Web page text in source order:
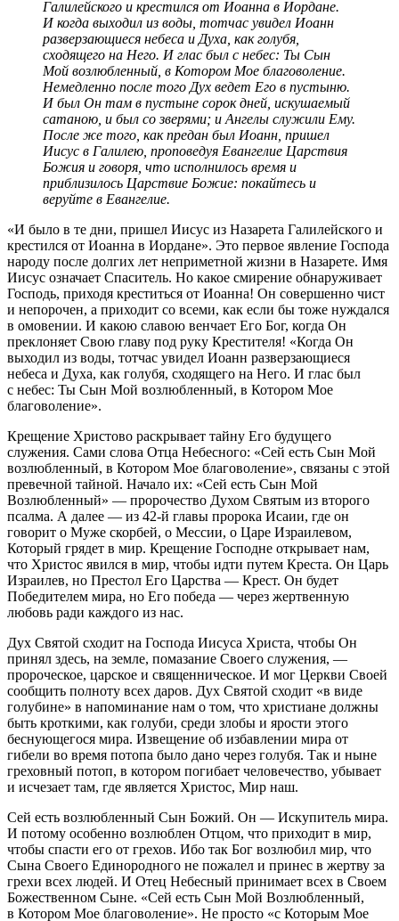
Галилейского и крестился от Иоанна в Иордане.
И когда выходил из воды, тотчас увидел Иоанн
разверзающиеся небеса и Духа, как голубя,
сходящего на Него. И глас был с небес: Ты Сын
Мой возлюбленный, в Котором Мое благоволение.
Немедленно после того Дух ведет Его в пустыню.
И был Он там в пустыне сорок дней, искушаемый
сатаною, и был со зверями; и Ангелы служили Ему.
После же того, как предан был Иоанн, пришел
Иисус в Галилею, проповедуя Евангелие Царствия
Божия и говоря, что исполнилось время и
приблизилось Царствие Божие: покайтесь и
веруйте в Евангелие.
«И было в те дни, пришел Иисус из Назарета Галилейского и
крестился от Иоанна в Иордане». Это первое явление Господа
народу после долгих лет неприметной жизни в Назарете. Имя
Иисус означает Спаситель. Но какое смирение обнаруживает
Господь, приходя креститься от Иоанна! Он совершенно чист
и непорочен, а приходит со всеми, как если бы тоже нуждался
в омовении. И какою славою венчает Его Бог, когда Он
преклоняет Свою главу под руку Крестителя! «Когда Он
выходил из воды, тотчас увидел Иоанн разверзающиеся
небеса и Духа, как голубя, сходящего на Него. И глас был
с небес: Ты Сын Мой возлюбленный, в Котором Мое
благоволение».
Крещение Христово раскрывает тайну Его будущего
служения. Сами слова Отца Небесного: «Сей есть Сын Мой
возлюбленный, в Котором Мое благоволение», связаны с этой
превечной тайной. Начало их: «Сей есть Сын Мой
Возлюбленный» — пророчество Духом Святым из второго
псалма. А далее — из 42-й главы пророка Исаии, где он
говорит о Муже скорбей, о Мессии, о Царе Израилевом,
Который грядет в мир. Крещение Господне открывает нам,
что Христос явился в мир, чтобы идти путем Креста. Он Царь
Израилев, но Престол Его Царства — Крест. Он будет
Победителем мира, но Его победа — через жертвенную
любовь ради каждого из нас.
Дух Святой сходит на Господа Иисуса Христа, чтобы Он
принял здесь, на земле, помазание Своего служения, —
пророческое, царское и священническое. И мог Церкви Своей
сообщить полноту всех даров. Дух Святой сходит «в виде
голубине» в напоминание нам о том, что христиане должны
быть кроткими, как голуби, среди злобы и ярости этого
беснующегося мира. Извещение об избавлении мира от
гибели во время потопа было дано через голубя. Так и ныне
греховный потоп, в котором погибает человечество, убывает
и исчезает там, где является Христос, Мир наш.
Сей есть возлюбленный Сын Божий. Он — Искупитель мира.
И потому особенно возлюблен Отцом, что приходит в мир,
чтобы спасти его от грехов. Ибо так Бог возлюбил мир, что
Сына Своего Единородного не пожалел и принес в жертву за
грехи всех людей. И Отец Небесный принимает всех в Своем
Божественном Сыне. «Сей есть Сын Мой Возлюбленный,
в Котором Мое благоволение». Не просто «с Которым Мое